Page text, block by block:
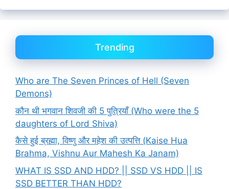
Trending
Who are The Seven Princes of Hell (Seven
Demons)
कौन थी भगवान शिवजी की 5 पुत्रियाँ (Who were the 5
daughters of Lord Shiva)
कैसे हुई ब्रह्मा, विष्णु और महेश की उत्पत्ति (Kaise Hua
Brahma, Vishnu Aur Mahesh Ka Janam)
WHAT IS SSD AND HDD? || SSD VS HDD || IS
SSD BETTER THAN HDD?